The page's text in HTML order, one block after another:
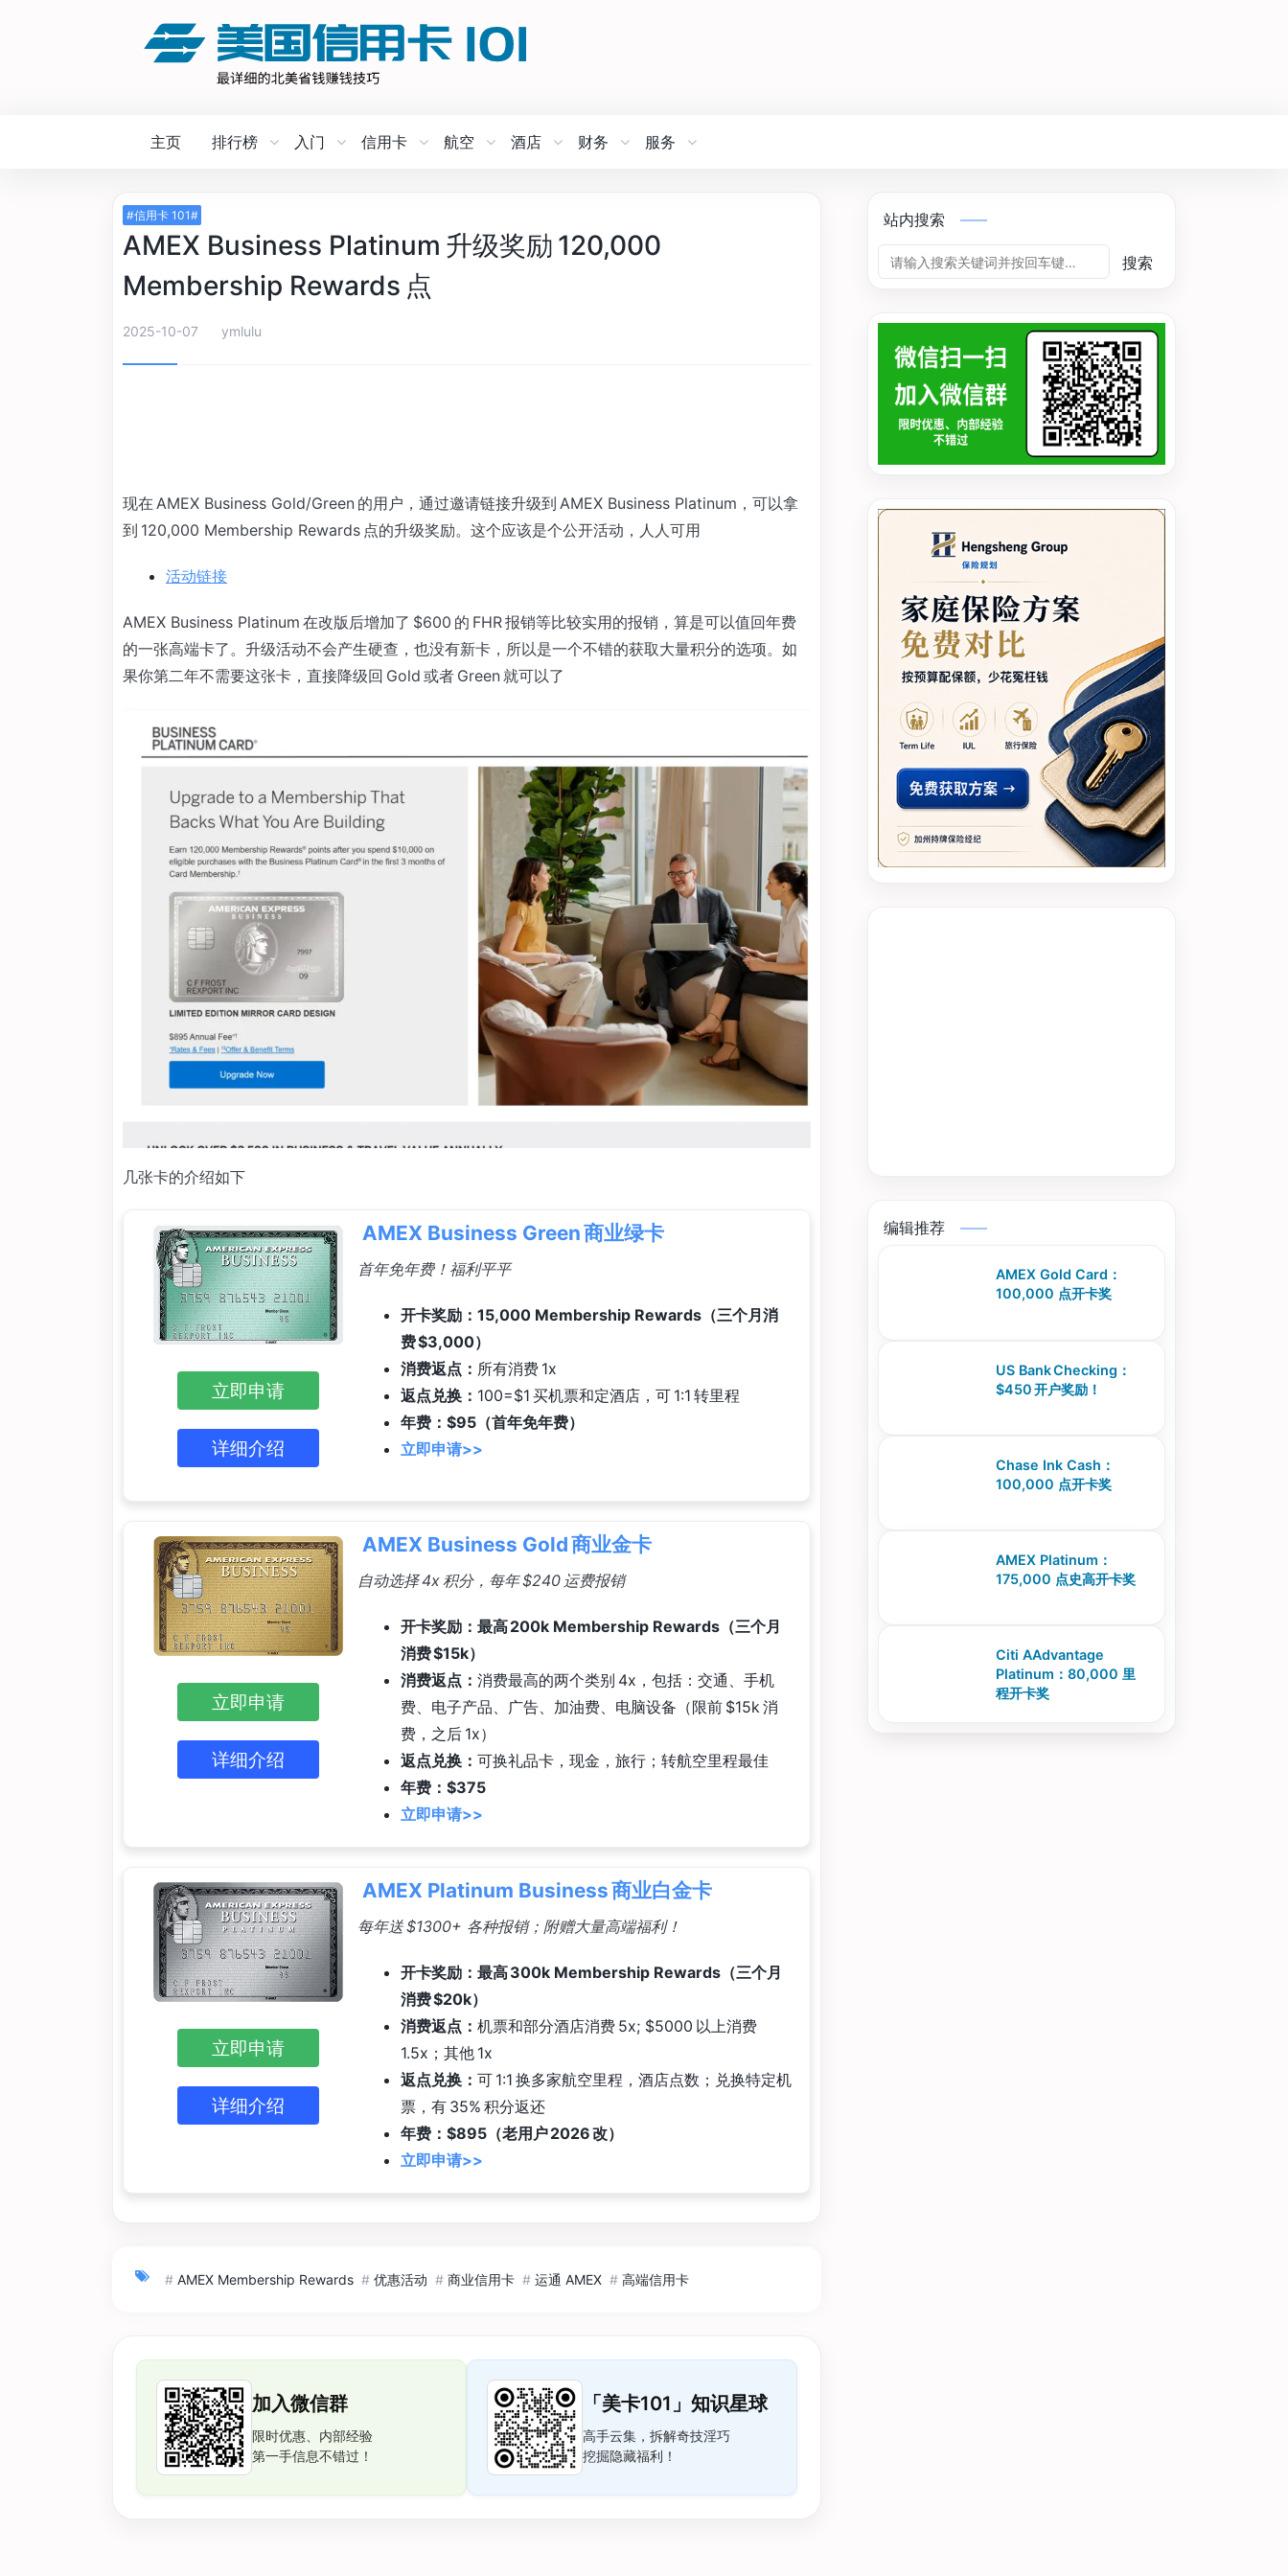
主页 排行榜 入门 信用卡 航空 酒店 财务 服务
#信用卡 101#
AMEX Business Platinum 升级奖励 120,000
Membership Rewards 点
2025-10-07 ymlulu
现在 AMEX Business Gold/Green 的用户，通过邀请链接升级到 AMEX Business Platinum，可以拿
到 120,000 Membership Rewards 点的升级奖励。这个应该是个公开活动，人人可用
活动链接
AMEX Business Platinum 在改版后增加了 $600 的 FHR 报销等比较实用的报销，算是可以值回年费
的一张高端卡了。升级活动不会产生硬查，也没有新卡，所以是一个不错的获取大量积分的选项。如
果你第二年不需要这张卡，直接降级回 Gold 或者 Green 就可以了
几张卡的介绍如下
立即申请
详细介绍
AMEX Business Green 商业绿卡
首年免年费！福利平平
开卡奖励：15,000 Membership Rewards（三个月消
费 $3,000）
消费返点： 所有消费 1x
返点兑换： 100=$1 买机票和定酒店，可 1:1 转里程
年费：$95（首年免年费）
立即申请>>
立即申请
详细介绍
AMEX Business Gold 商业金卡
自动选择 4x 积分，每年 $240 运费报销
开卡奖励：最高 200k Membership Rewards（三个月
消费 $15k）
消费返点： 消费最高的两个类别 4x，包括：交通、手机
费、电子产品、广告、加油费、电脑设备（限前 $15k 消
费，之后 1x）
返点兑换： 可换礼品卡，现金，旅行；转航空里程最佳
年费：$375
立即申请>>
立即申请
详细介绍
AMEX Platinum Business 商业白金卡
每年送 $1300+ 各种报销；附赠大量高端福利！
开卡奖励：最高 300k Membership Rewards（三个月
消费 $20k）
消费返点： 机票和部分酒店消费 5x; $5000 以上消费
1.5x；其他 1x
返点兑换： 可 1:1 换多家航空里程，酒店点数；兑换特定机
票，有 35% 积分返还
年费：$895（老用户 2026 改）
立即申请>>
# AMEX Membership Rewards # 优惠活动 # 商业信用卡 # 运通 AMEX # 高端信用卡
加入微信群
限时优惠、内部经验
第一手信息不错过！
「美卡101」知识星球
高手云集，拆解奇技淫巧
挖掘隐藏福利！
站内搜索
搜索
编辑推荐
AMEX Gold Card：
100,000 点开卡奖
US Bank Checking：
$450 开户奖励！
Chase Ink Cash：
100,000 点开卡奖
AMEX Platinum：
175,000 点史高开卡奖
Citi AAdvantage
Platinum：80,000 里
程开卡奖